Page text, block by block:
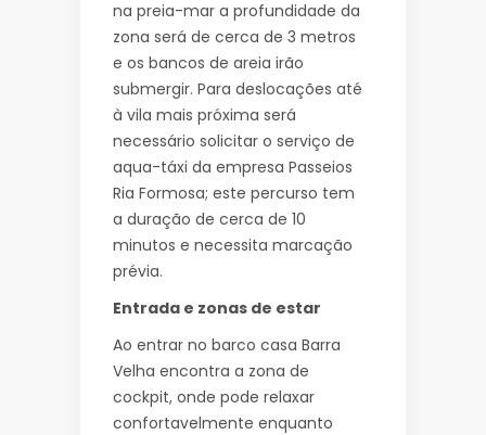
na preia-mar a profundidade da
zona será de cerca de 3 metros
e os bancos de areia irão
submergir. Para deslocações até
à vila mais próxima será
necessário solicitar o serviço de
aqua-táxi da empresa Passeios
Ria Formosa; este percurso tem
a duração de cerca de 10
minutos e necessita marcação
prévia.
Entrada e zonas de estar
Ao entrar no barco casa Barra
Velha encontra a zona de
cockpit, onde pode relaxar
confortavelmente enquanto